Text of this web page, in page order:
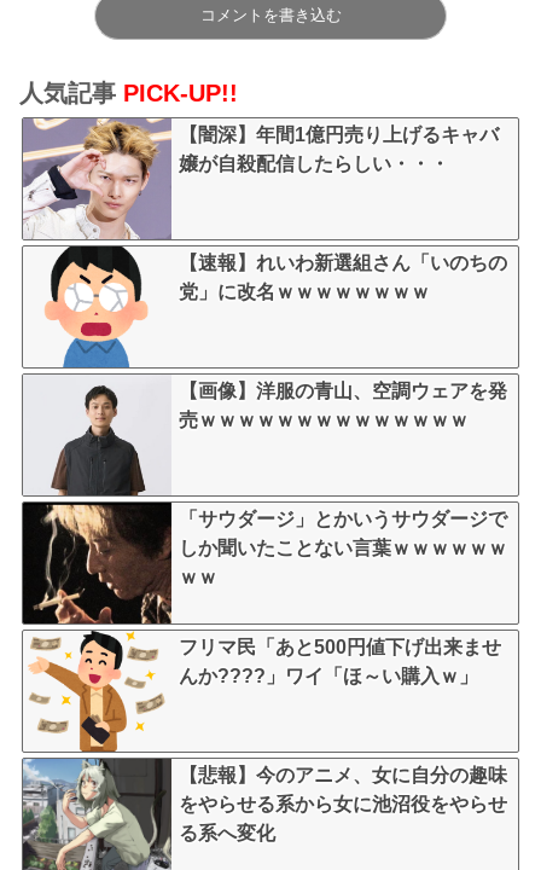
コメントを書き込む
人気記事 PICK-UP!!
【闇深】年間1億円売り上げるキャバ
嬢が自殺配信したらしい・・・
【速報】れいわ新選組さん「いのちの
党」に改名ｗｗｗｗｗｗｗｗ
【画像】洋服の青山、空調ウェアを発
売ｗｗｗｗｗｗｗｗｗｗｗｗｗｗ
「サウダージ」とかいうサウダージで
しか聞いたことない言葉ｗｗｗｗｗｗ
ｗｗ
フリマ民「あと500円値下げ出来ませ
んか????」ワイ「ほ～い購入ｗ」
【悲報】今のアニメ、女に自分の趣味
をやらせる系から女に池沼役をやらせ
る系へ変化